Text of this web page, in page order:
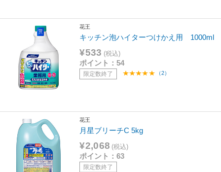
花王
キッチン泡ハイターつけかえ用 1000ml
¥533 (税込)
ポイント：54
限定数終了 （2）
花王
月星ブリーチC 5kg
¥2,068 (税込)
ポイント：63
限定数終了